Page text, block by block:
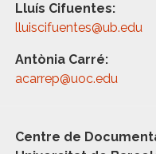
Lluís Cifuentes:
lluiscifuentes@ub.edu
Antònia Carré:
acarrep@uoc.edu
Centre de